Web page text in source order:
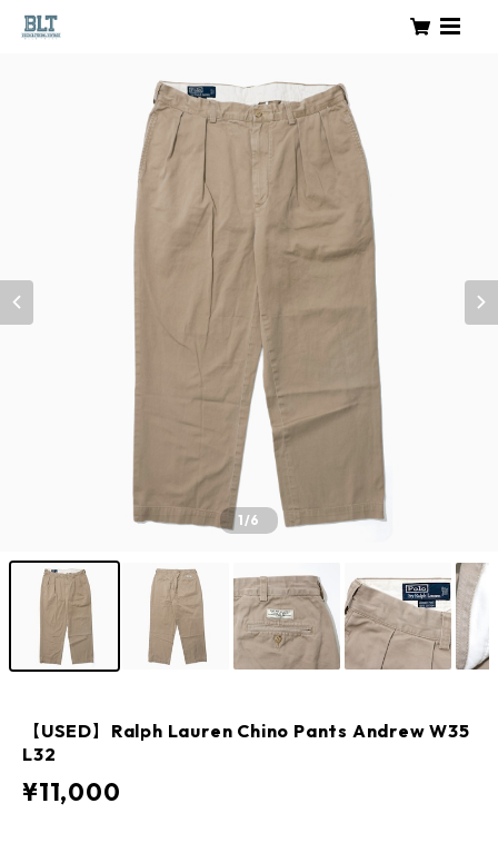
1/6
【USED】Ralph Lauren Chino Pants Andrew W35
L32
¥11,000